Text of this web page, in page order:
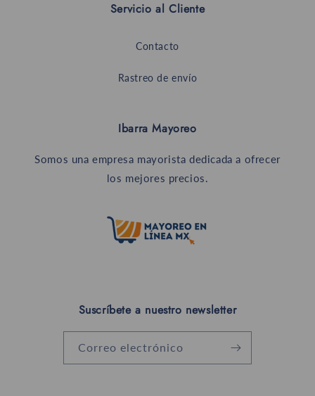
Servicio al Cliente
Contacto
Rastreo de envío
Ibarra Mayoreo
Somos una empresa mayorista dedicada a ofrecer
los mejores precios.
Suscríbete a nuestro newsletter
Correo electrónico